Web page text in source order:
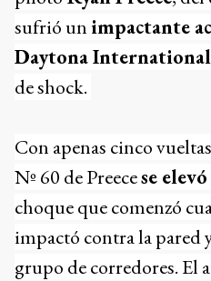
sufrió un impactante
Daytona International
de shock.
Con apenas cinco
Nº 60 de Preecese
choque que comenzó
impactó contra la pared
grupo de corredores. El